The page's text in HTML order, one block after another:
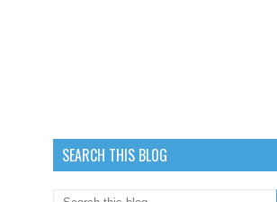
SEARCH THIS BLOG